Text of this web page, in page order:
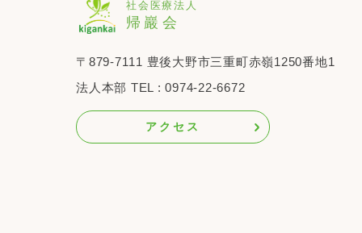
〒879-7111 豊後大野市三重町赤嶺1250番地1
法人本部 TEL : 0974-22-6672
アクセス